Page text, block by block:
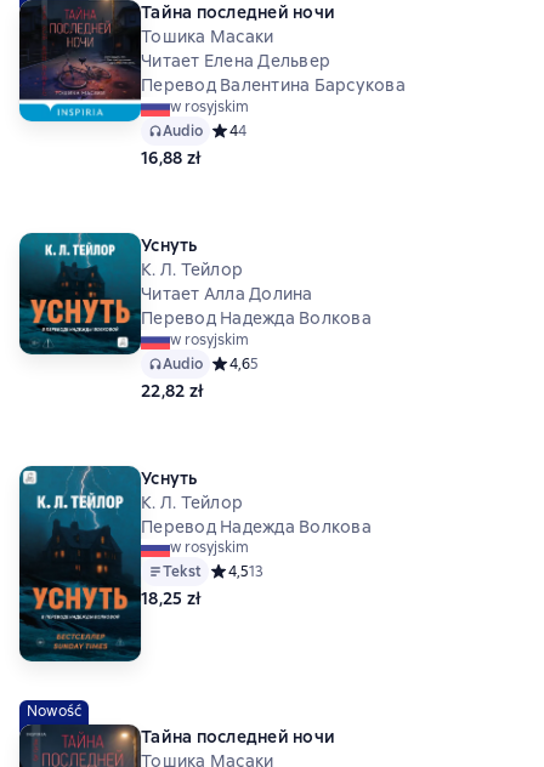
Тайна последней ночи
Тошика Масаки
Читает Елена Дельвер
Перевод Валентина Барсукова
w rosyjskim
Audio Средний рейтинг 4 на основе 4 оценок
44
16,88 zł
Уснуть
К. Л. Тейлор
Читает Алла Долина
Перевод Надежда Волкова
w rosyjskim
Audio Средний рейтинг 4,6 на основе 5 оценок
4,65
22,82 zł
Уснуть
К. Л. Тейлор
Перевод Надежда Волкова
w rosyjskim
Tekst Средний рейтинг 4,5 на основе 13 оценок
4,513
18,25 zł
Nowość
Тайна последней ночи
Тошика Масаки